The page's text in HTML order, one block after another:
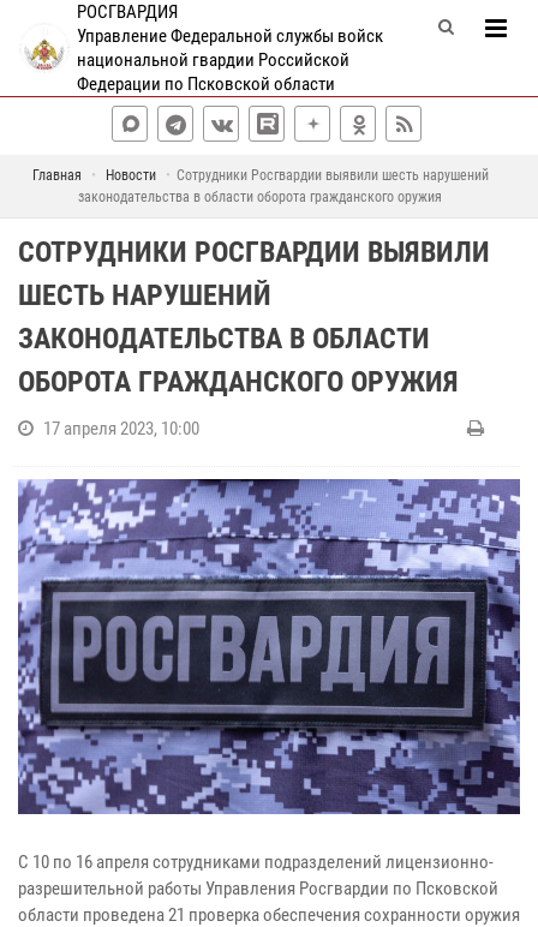
РОСГВАРДИЯ
Управление Федеральной службы войск
национальной гвардии Российской
Федерации по Псковской области
Главная Новости
Сотрудники Росгвардии выявили шесть нарушений
законодательства в области оборота гражданского оружия
СОТРУДНИКИ РОСГВАРДИИ ВЫЯВИЛИ
ШЕСТЬ НАРУШЕНИЙ
ЗАКОНОДАТЕЛЬСТВА В ОБЛАСТИ
ОБОРОТА ГРАЖДАНСКОГО ОРУЖИЯ
17 апреля 2023, 10:00
С 10 по 16 апреля сотрудниками подразделений лицензионно-
разрешительной работы Управления Росгвардии по Псковской
области проведена 21 проверка обеспечения сохранности оружия